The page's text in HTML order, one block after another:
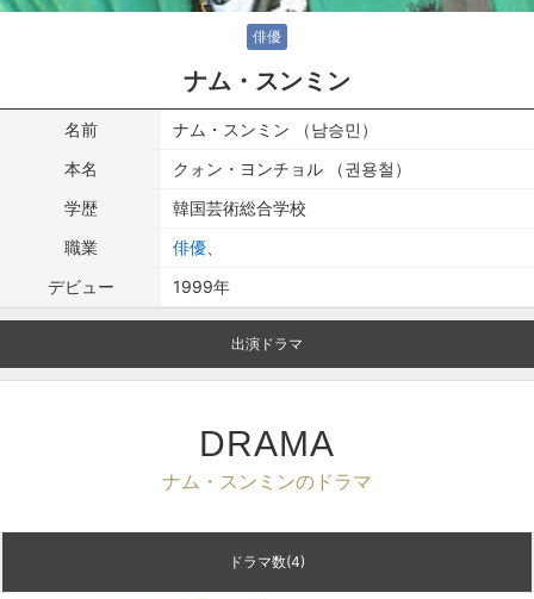
俳優
ナム・スンミン
名前
ナム・スンミン （남승민）
本名
クォン・ヨンチョル （권용철）
学歴
韓国芸術総合学校
職業
俳優
デビュー
1999年
出演ドラマ
DRAMA
ナム・スンミンのドラマ
ドラマ数(4)